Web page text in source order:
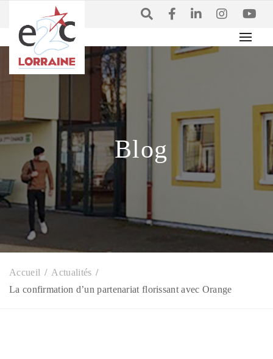
Accueil
Actualités
La confirmation d’un partenariat florissant avec Orange
Blog